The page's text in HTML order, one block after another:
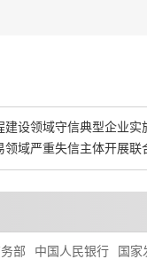
建设领域守信典型企业实
领域严重失信主体开展联
部 中国人民银行 国家